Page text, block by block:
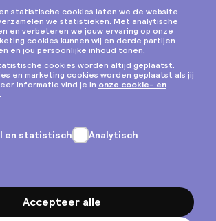
Privacy & cookies
Algemene voorwaarden